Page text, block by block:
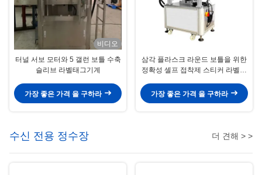
비디오
터널 서보 모터와 5 갤런 보틀 수축
슬리브 라벨태그기계
가장 좋은 가격 을 구하라
삼각 플라스크 라운드 보틀을 위한
정확성 셀프 접착제 스티커 라벨태
가장 좋은 가격 을 구하라
수신 전용 정수장 더 견해 > >